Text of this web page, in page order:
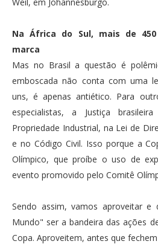
Na África do Sul, mais de
marca
Mas no Brasil a questão é
emboscada não conta com uma
uns, é apenas antiético. Para
especialistas, a Justiça
Propriedade Industrial, na Lei de
e no Código Civil. Isso porque a
Olímpico, que proíbe o uso de
evento promovido pelo Comitê
Sendo assim, vamos aproveitar
Mundo" ser a bandeira das ações
Copa. Aproveitem, antes que